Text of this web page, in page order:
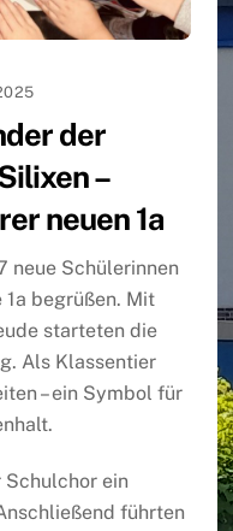
der
–
neuen 1a
neue Schülerinnen
begrüßen. Mit
starteten die
Als Klassentier
– ein Symbol für
Schulchor ein
führten